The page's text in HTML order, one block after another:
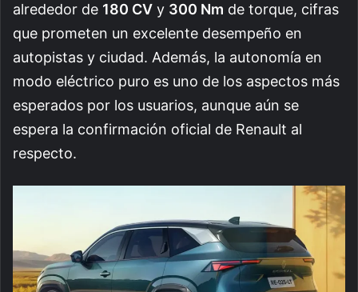
alrededor de 180 CV y 300 Nm de torque, cifras
que prometen un excelente desempeño en
autopistas y ciudad. Además, la autonomía en
modo eléctrico puro es uno de los aspectos más
esperados por los usuarios, aunque aún se
espera la confirmación oficial de Renault al
respecto.